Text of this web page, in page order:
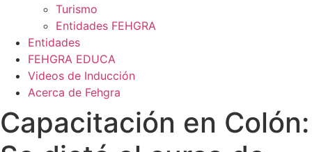
Turismo
Entidades FEHGRA
Entidades
FEHGRA EDUCA
Videos de Inducción
Acerca de Fehgra
Capacitación en Colón: